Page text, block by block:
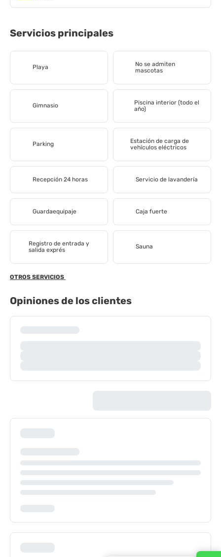
Servicios principales
Playa
No se admiten
mascotas
Gimnasio
Piscina interior (todo el
año)
Parking
Estación de carga de
vehículos eléctricos
Recepción 24 horas Servicio de lavandería
Guardaequipaje Caja fuerte
Registro de entrada y
salida exprés
Sauna
OTROS SERVICIOS
Opiniones de los clientes